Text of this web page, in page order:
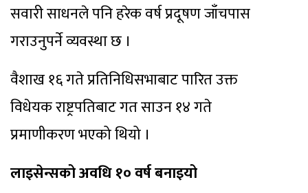
सवारी साधनले पनि हरेक वर्ष प्रदूषण जाँचपास
गराउनुपर्ने व्यवस्था छ ।
वैशाख १६ गते प्रतिनिधिसभाबाट पारित उक्त
विधेयक राष्ट्रपतिबाट गत साउन १४ गते
प्रमाणीकरण भएको थियो ।
लाइसेन्सको अवधि १० वर्ष बनाइयो